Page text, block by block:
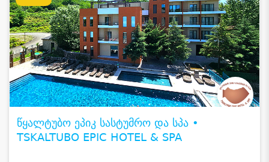
წყალტუბო ეპიკ სასტუმრო და სპა •
TSKALTUBO EPIC HOTEL & SPA